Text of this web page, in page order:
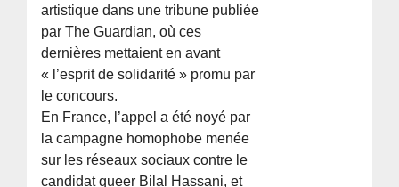
artistique dans une tribune publiée
par The Guardian, où ces
dernières mettaient en avant
« l’esprit de solidarité » promu par
le concours.
En France, l’appel a été noyé par
la campagne homophobe menée
sur les réseaux sociaux contre le
candidat queer Bilal Hassani, et